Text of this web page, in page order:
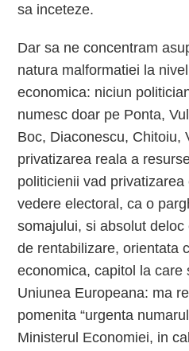
sa inceteze.
Dar sa ne concentram
natura malformatiei la
economica: niciun
numesc doar pe Ponta,
Boc, Diaconescu, Chitoiu,
privatizarea reala a
politicienii vad
vedere electoral, ca o
somajului, si absolut
de rentabilizare, orientata
economica, capitol la care
Uniunea Europeana: ma
pomenita “urgenta
Ministerul Economiei, in